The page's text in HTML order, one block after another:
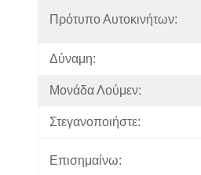
Πρότυπο Αυτοκινήτων:
Δύναμη:
Μονάδα Λούμεν:
Στεγανοποιήστε:
Επισημαίνω: